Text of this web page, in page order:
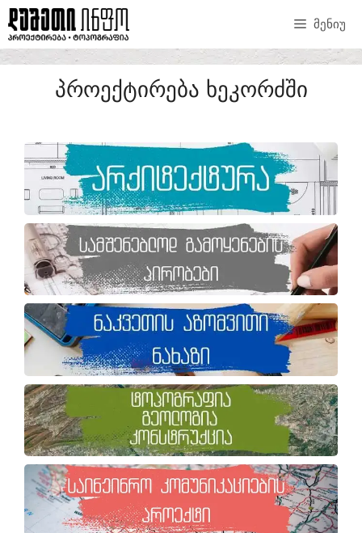
ᲛᲔᲜᲘᲣ
ᲞᲠᲝᲔᲥᲢᲘᲠᲔᲑᲐ ᲮᲔᲙᲝᲠᲫᲨᲘ